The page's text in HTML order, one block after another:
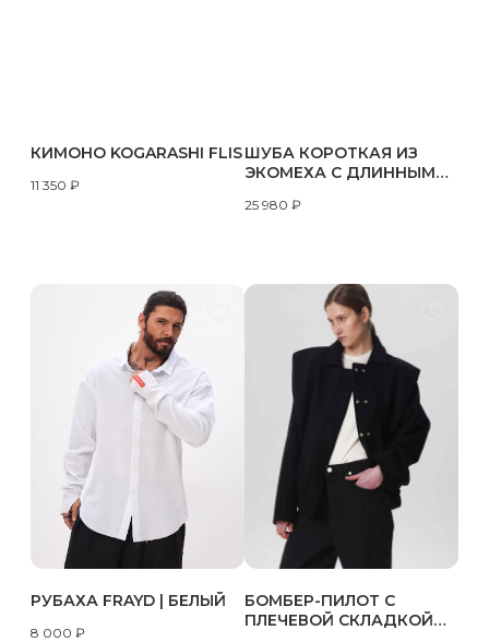
КИМОНО KOGARASHI FLIS
11 350 ₽
ШУБА КОРОТКАЯ ИЗ
ЭКОМЕХА С ДЛИННЫМ
25 980 ₽
РУБАХА FRAYD | БЕЛЫЙ
8 000 ₽
БОМБЕР-ПИЛОТ С
ПЛЕЧЕВОЙ СКЛАДКОЙ